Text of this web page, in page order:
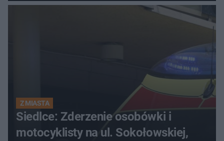
Z MIASTA
Siedlce: Zderzenie osobówki i
motocyklisty na ul. Sokołowskiej,